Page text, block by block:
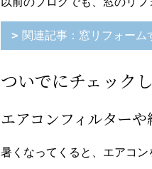
関連記事：窓リフォーム
ついでにチェック
エアコンフィルター
暑くなってくると、エアコン